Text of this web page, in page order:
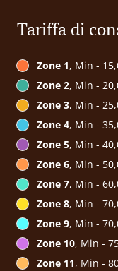
Tariffa di
Zone 1, Min -
Zone 2, Min -
Zone 3, Min -
Zone 4, Min -
Zone 5, Min -
Zone 6, Min -
Zone 7, Min -
Zone 8, Min -
Zone 9, Min -
Zone 10, Min -
Zone 11, Min -